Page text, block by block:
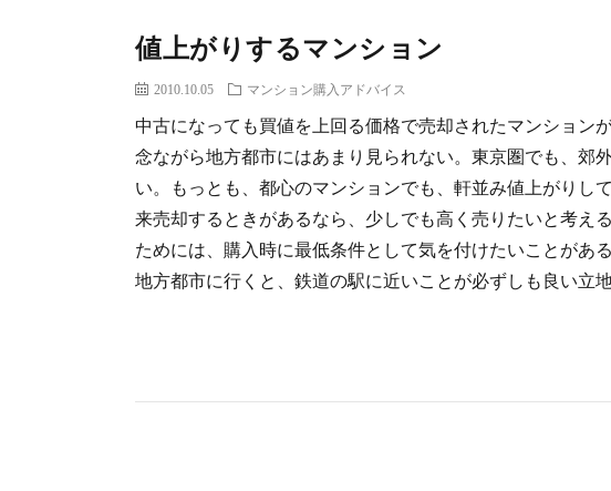
値上がりするマンション
2010.10.05 マンション購入アドバイス
中古になっても買値を上回る価格で売却されたマンション
念ながら地方都市にはあまり見られない。東京圏でも、郊
い。もっとも、都心のマンションでも、軒並み値上がりし
来売却するときがあるなら、少しでも高く売りたいと考え
ためには、購入時に最低条件として気を付けたいことが
地方都市に行くと、鉄道の駅に近いことが必ずしも良い立